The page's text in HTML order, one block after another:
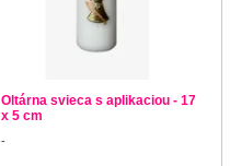
Oltárna svieca s aplikaciou - 17
x 5 cm
-